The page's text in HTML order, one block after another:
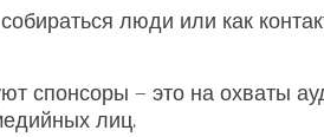
люди или как
спонсоры — это на охваты
лиц.